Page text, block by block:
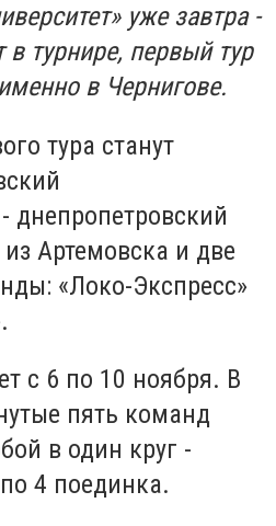
уже завтра -
в турнире, первый тур
в Чернигове.
тура станут
днепропетровский
Артемовска и две
«Локо-Экспресс»
с 6 по 10 ноября. В
пять команд
в один круг -
4 поединка.